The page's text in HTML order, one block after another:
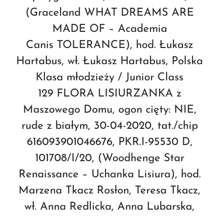
(Graceland WHAT DREAMS ARE
MADE OF – Academia
Canis TOLERANCE), hod. Łukasz
Hartabus, wł. Łukasz Hartabus, Polska
Klasa młodzieży / Junior Class
129 FLORA LISIURZANKA z
Maszowego Domu, ogon cięty: NIE,
rude z białym, 30-04-2020, tat./chip
616093901046676, PKR.I-95530 D,
101708/I/20, (Woodhenge Star
Renaissance – Uchanka Lisiura), hod.
Marzena Tkacz Rosłon, Teresa Tkacz,
wł. Anna Redlicka, Anna Lubarska,